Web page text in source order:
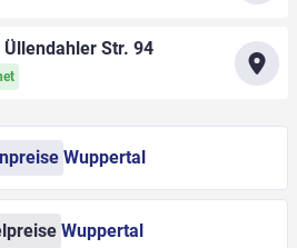
Üllendahler Str. 94
Wuppertal
Wuppertal